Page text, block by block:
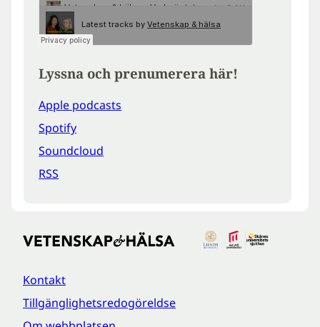
Lyssna och prenumerera här!
Apple podcasts
Spotify
Soundcloud
RSS
Kontakt
Tillgänglighetsredogöreldse